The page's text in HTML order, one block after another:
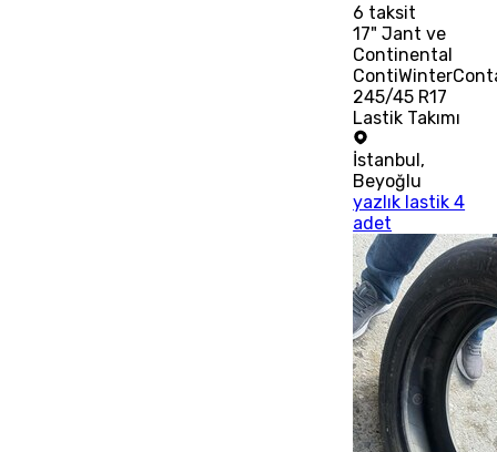
6 taksit
17" Jant ve
Continental
245/45 R17
Lastik Takımı
İstanbul,
Beyoğlu
yazlık lastik 4
adet